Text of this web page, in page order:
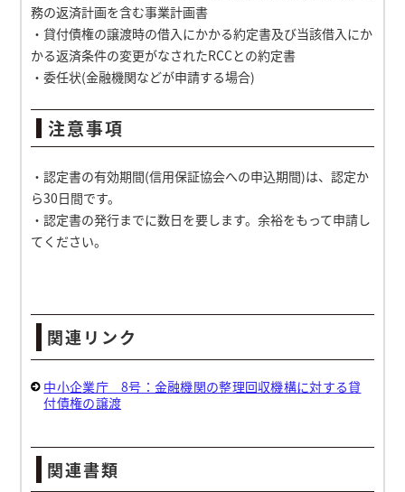
務の返済計画を含む事業計画書
・貸付債権の譲渡時の借入にかかる約定書及び当該借入にか
かる返済条件の変更がなされたRCCとの約定書
・委任状(金融機関などが申請する場合)
注意事項
・認定書の有効期間(信用保証協会への申込期間)は、認定か
ら30日間です。
・認定書の発行までに数日を要します。余裕をもって申請し
てください。
関連リンク
中小企業庁 8号：金融機関の整理回収機構に対する貸
付債権の譲渡
関連書類